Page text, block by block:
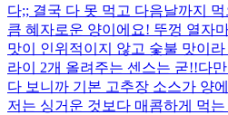
다;; 결국 다 못 먹고 다음날까지
큼 혜자로운 양이에요! 뚜껑 열자
맛이 인위적이지 않고 숯불 맛이
라이 2개 올려주는 센스는 굳!! ​다
다 보니까 기본 고추장 소스가 양
저는 싱거운 것보다 매콤하게 먹